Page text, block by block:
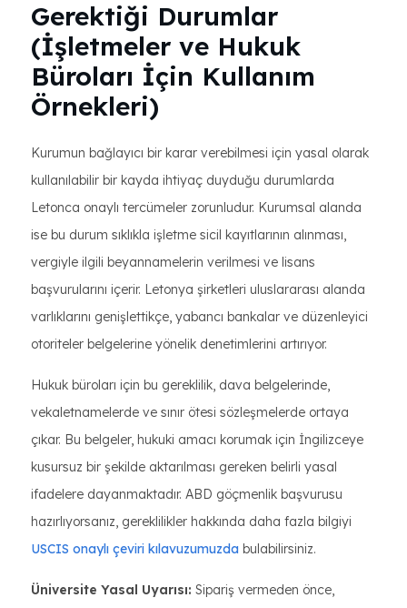
Gerektiği Durumlar
(İşletmeler ve Hukuk
Büroları İçin Kullanım
Örnekleri)
Kurumun bağlayıcı bir karar verebilmesi için yasal olarak
kullanılabilir bir kayda ihtiyaç duyduğu durumlarda
Letonca onaylı tercümeler zorunludur. Kurumsal alanda
ise bu durum sıklıkla işletme sicil kayıtlarının alınması,
vergiyle ilgili beyannamelerin verilmesi ve lisans
başvurularını içerir. Letonya şirketleri uluslararası alanda
varlıklarını genişlettikçe, yabancı bankalar ve düzenleyici
otoriteler belgelerine yönelik denetimlerini artırıyor.
Hukuk büroları için bu gereklilik, dava belgelerinde,
vekaletnamelerde ve sınır ötesi sözleşmelerde ortaya
çıkar. Bu belgeler, hukuki amacı korumak için İngilizceye
kusursuz bir şekilde aktarılması gereken belirli yasal
ifadelere dayanmaktadır. ABD göçmenlik başvurusu
hazırlıyorsanız, gereklilikler hakkında daha fazla bilgiyi
USCIS onaylı çeviri kılavuzumuzda bulabilirsiniz.
Üniversite Yasal Uyarısı: Sipariş vermeden önce,